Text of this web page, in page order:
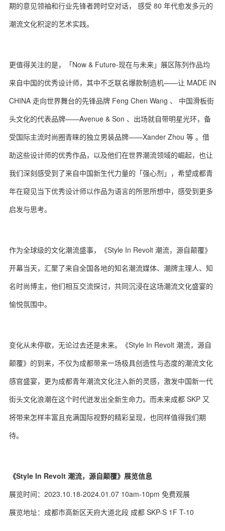
期的意见领袖和行业先锋者跨时空对话， 感受 80 年代愈发多元的
潮流文化积淀的艺术实践。
更值得关注的是，「Now & Future-现在与未来」展区陈列作品均
来自中国的优秀设计师，其中不乏联名爆款制造机——让 MADE IN
CHINA 走向世界舞台的先锋品牌 Feng Chen Wang 、 中国滑板街
头文化的代表品牌——Avenue & Son 、出场就自带明星光环，备
受国际主流时尚圈青睐的独立男装品牌——Xander Zhou 等 。借
助这些设计师的优秀作品，以及他们在世界潮流领域的崛起，也让
我们深刻感受到了来自中国新生代力量的「强心剂」，希望成都青
年在窥见当下优秀设计师以作品为语言的所思所想中，感受到更多
启发与思考。
作为全球级的文化潮流盛事，《Style In Revolt 潮流，源自颠覆》
开幕当天，汇聚了来自全国各地的知名潮流媒体、潮牌主理人、知
名时尚博主，他们相互交流探讨，共同沉浸在这场潮流文化盛宴的
愉悦氛围中。
变化从未停歇，无论过去还是未来。《Style In Revolt 潮流，源自
颠覆》的到来，不仅为成都带来一场极具创造性与态度的潮流文化
感官盛宴，更为成都青年潮流文化注入新的灵感，激发中国新一代
街头文化浪潮在这个时代迸发出全新生命力。而未来成都 SKP 又
将带来怎样丰富且充满国际视野的精彩呈现，也同样值得我们期
待。
《Style In Revolt 潮流，源自颠覆》展览信息
展览时间：2023.10.18-2024.01.07 10am-10pm 免费观展
展览地址：成都市高新区天府大道北段 成都 SKP-S 1F T-10